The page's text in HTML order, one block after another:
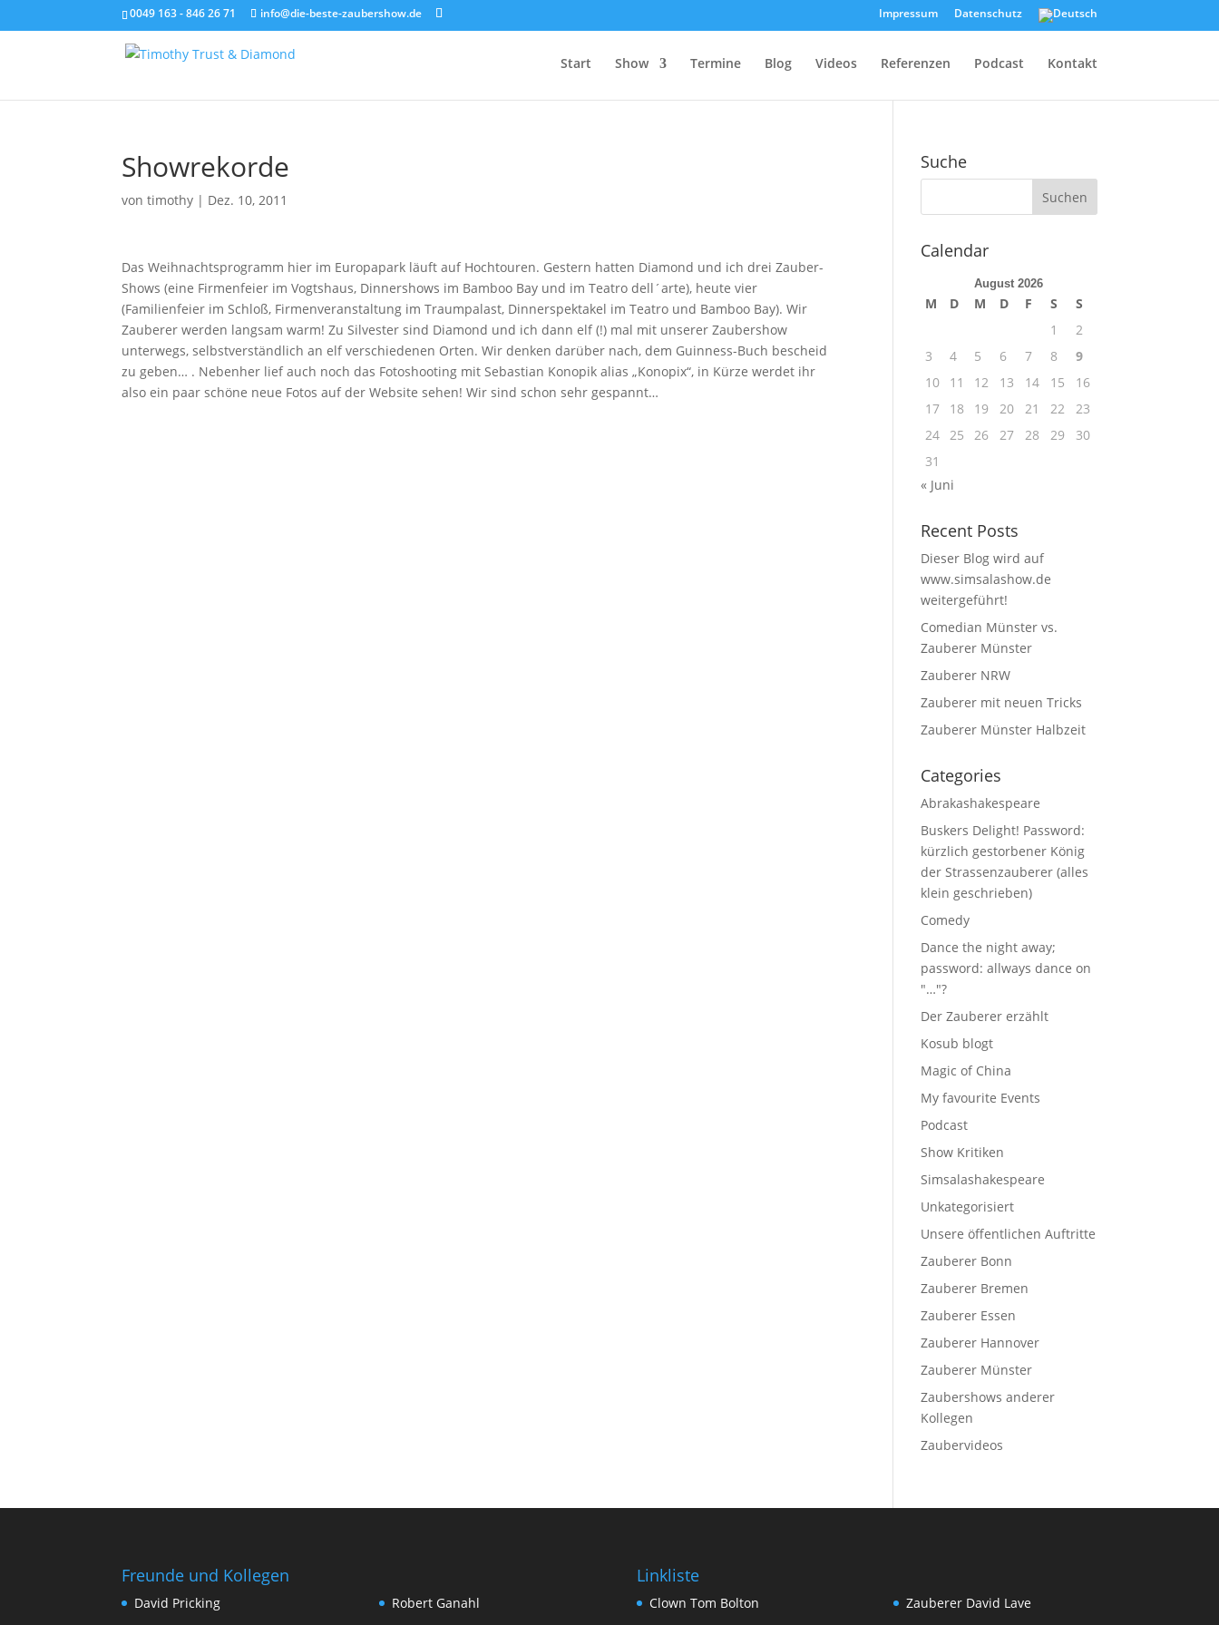
0049 163 - 846 26 71 info@die-beste-zaubershow.de Impressum Datenschutz
Start Show Termine Blog Videos Referenzen Podcast Kontakt
Showrekorde
vontimothy | Dez. 10, 2011
Das Weihnachtsprogramm hier im Europapark läuft auf Hochtouren. Gestern hatten Diamond und ich drei Zauber-
Shows (eine Firmenfeier im Vogtshaus, Dinnershows im Bamboo Bay und im Teatro dell´arte), heute vier
(Familienfeier im Schloß, Firmenveranstaltung im Traumpalast, Dinnerspektakel im Teatro und Bamboo Bay). Wir
Zauberer werden langsam warm! Zu Silvester sind Diamond und ich dann elf (!) mal mit unserer Zaubershow
unterwegs, selbstverständlich an elf verschiedenen Orten. Wir denken darüber nach, dem Guinness-Buch bescheid
zu geben… . Nebenher lief auch noch das Fotoshooting mit Sebastian Konopik alias „Konopix“, in Kürze werdet ihr
also ein paar schöne neue Fotos auf der Website sehen! Wir sind schon sehr gespannt…
Suche
Calendar
August 2026
M D M D F S
S
1
2
3
4 5 6 7 8
9
10
11 12 13 14 15
16
17
18 19 20 21 22
23
24 25 26 27 28 29
30
31
« Juni
Recent Posts
Dieser Blog wird auf
www.simsalashow.de
weitergeführt!
Comedian Münster vs.
Zauberer Münster
Zauberer NRW
Zauberer mit neuen Tricks
Zauberer Münster Halbzeit
Categories
Abrakashakespeare
Buskers Delight! Password:
kürzlich gestorbener König
der Strassenzauberer (alles
klein geschrieben)
Comedy
Dance the night away;
password: allways dance on
"…"?
Der Zauberer erzählt
Kosub blogt
Magic of China
My favourite Events
Podcast
Show Kritiken
Simsalashakespeare
Unkategorisiert
Unsere öffentlichen Auftritte
Zauberer Bonn
Zauberer Bremen
Zauberer Essen
Zauberer Hannover
Zauberer Münster
Zaubershows anderer
Kollegen
Zaubervideos
Freunde und Kollegen
David Pricking
Robert Ganahl
Linkliste
Clown Tom Bolton
Zauberer David Lave